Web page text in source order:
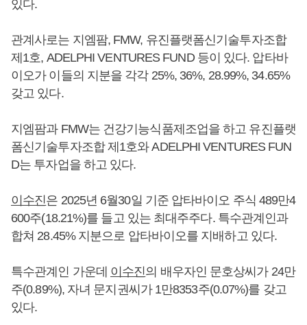
있다.
관계사로는 지엠팜, FMW, 유진플랫폼신기술투자조합
제1호, ADELPHI VENTURES FUND 등이 있다. 압타바
이오가 이들의 지분을 각각 25%, 36%, 28.99%, 34.65%
갖고 있다.
지엠팜과 FMW는 건강기능식품제조업을 하고 유진플랫
폼신기술투자조합 제1호와 ADELPHI VENTURES FUN
D는 투자업을 하고 있다.
이수진은 2025년 6월30일 기준 압타바이오 주식 489만4
600주(18.21%)를 들고 있는 최대주주다. 특수관계인과
합쳐 28.45% 지분으로 압타바이오를 지배하고 있다.
특수관계인 가운데 이수진의 배우자인 문호상씨가 24만
주(0.89%), 자녀 문지권씨가 1만8353주(0.07%)를 갖고
있다.